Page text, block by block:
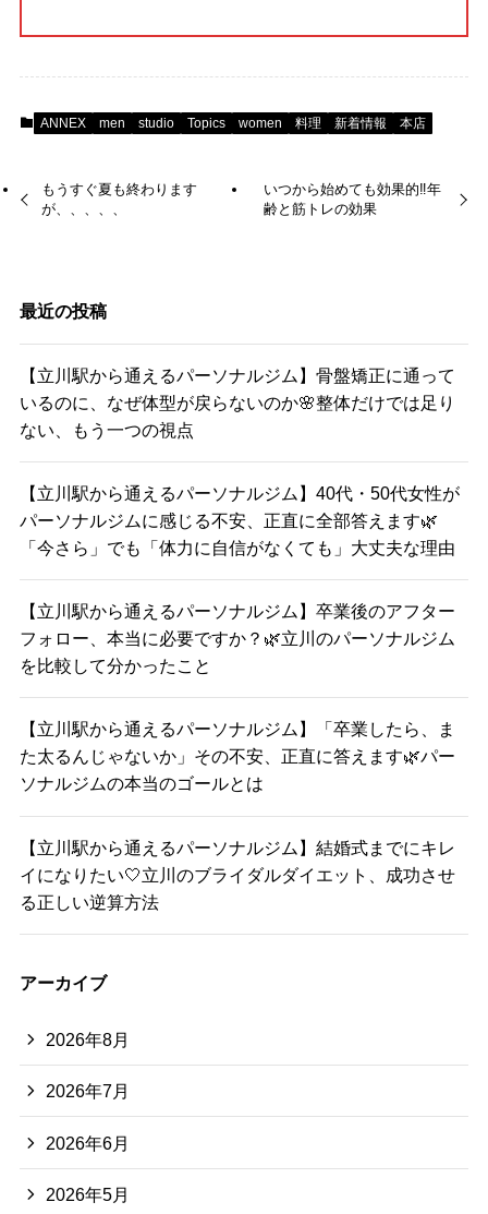
ANNEX men studio Topics women 料理 新着情報 本店
もうすぐ夏も終わります
が、、、、、
いつから始めても効果的‼️年
齢と筋トレの効果
最近の投稿
【立川駅から通えるパーソナルジム】骨盤矯正に通って
いるのに、なぜ体型が戻らないのか🌸整体だけでは足り
ない、もう一つの視点
【立川駅から通えるパーソナルジム】40代・50代女性が
パーソナルジムに感じる不安、正直に全部答えます🌿
「今さら」でも「体力に自信がなくても」大丈夫な理由
【立川駅から通えるパーソナルジム】卒業後のアフター
フォロー、本当に必要ですか？🌿立川のパーソナルジム
を比較して分かったこと
【立川駅から通えるパーソナルジム】「卒業したら、ま
た太るんじゃないか」その不安、正直に答えます🌿パー
ソナルジムの本当のゴールとは
【立川駅から通えるパーソナルジム】結婚式までにキレ
イになりたい🤍立川のブライダルダイエット、成功させ
る正しい逆算方法
アーカイブ
2026年8月
2026年7月
2026年6月
2026年5月